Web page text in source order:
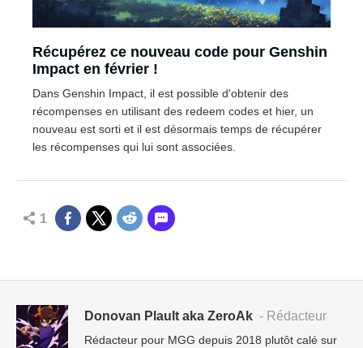
Récupérez ce nouveau code pour Genshin
Impact en février !
Dans Genshin Impact, il est possible d'obtenir des
récompenses en utilisant des redeem codes et hier, un
nouveau est sorti et il est désormais temps de récupérer
les récompenses qui lui sont associées.
1
Donovan Plault aka ZeroAk - Rédacteur
Rédacteur pour MGG depuis 2018 plutôt calé sur